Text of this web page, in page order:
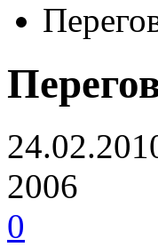
2006
0